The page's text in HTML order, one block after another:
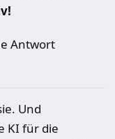
Antwort
Und
KI für die